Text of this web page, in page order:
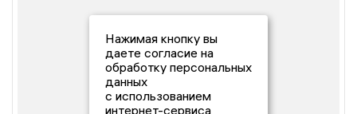
Нажимая кнопку вы
даете согласие на
обработку персональных
данных
с использованием
интернет-сервиса